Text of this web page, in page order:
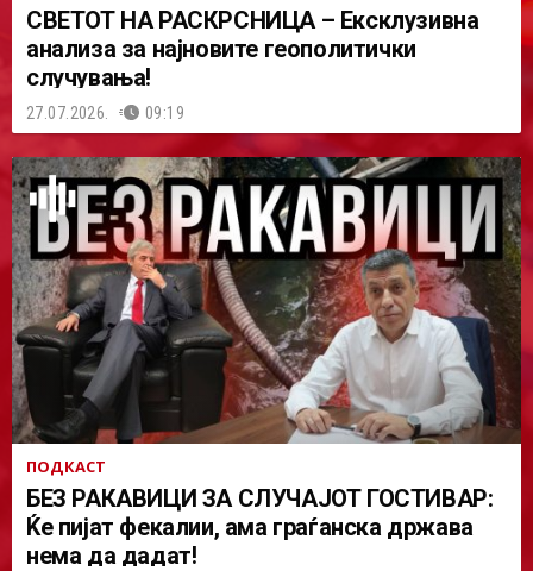
СВЕТОТ НА РАСКРСНИЦА – Ексклузивна
анализа за најновите геополитички
случувања!
27.07.2026. 09:19
ПОДКАСТ
БЕЗ РАКАВИЦИ ЗА СЛУЧАЈОТ ГОСТИВАР:
Ќе пијат фекалии, ама граѓанска држава
нема да дадат!